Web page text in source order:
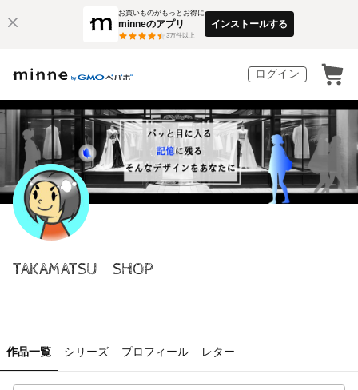
お買いものがもっとお得に
minneのアプリ
3万件以上
インストールする
ログイン
TAKAMATSU SHOP
作品一覧 シリーズ プロフィール レター